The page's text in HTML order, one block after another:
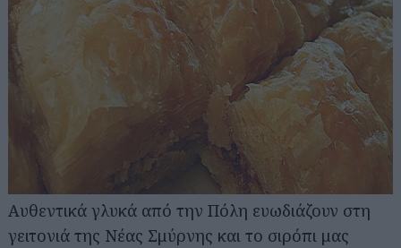
Αυθεντικά γλυκά από την Πόλη ευωδιάζουν στη
γειτονιά της Νέας Σμύρνης και το σιρόπι μας